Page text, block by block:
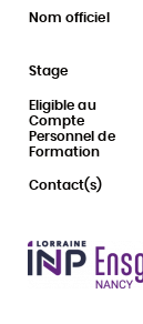
Nom officiel
Stage
Eligible au
Compte
Personnel de
Formation
Contact(s)